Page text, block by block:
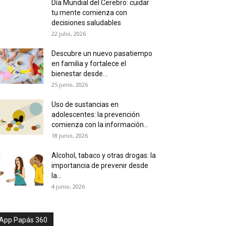
Día Mundial del Cerebro: cuidar
tu mente comienza con
decisiones saludables
22 julio, 2026
Descubre un nuevo pasatiempo
en familia y fortalece el
bienestar desde...
25 junio, 2026
Uso de sustancias en
adolescentes: la prevención
comienza con la información...
18 junio, 2026
Alcohol, tabaco y otras drogas: la
importancia de prevenir desde
la...
4 junio, 2026
Papás 360